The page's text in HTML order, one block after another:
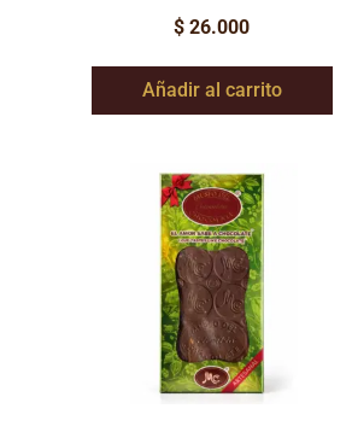
$ 26.000
Añadir al carrito